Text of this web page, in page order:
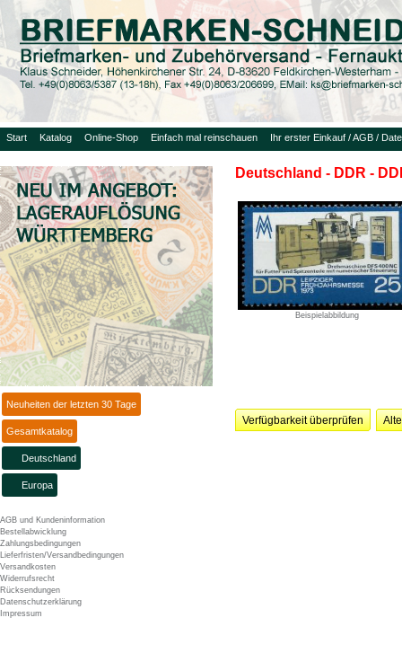
Start Katalog Online-Shop Einfach mal reinschauen Ihr erster Einkauf / AGB /
Neuheiten der letzten 30 Tage
Gesamtkatalog
Deutschland
Europa
AGB und Kundeninformation
Bestellabwicklung
Zahlungsbedingungen
Lieferfristen/Versandbedingungen
Versandkosten
Widerrufsrecht
Rücksendungen
Datenschutzerklärung
Impressum
Deutschland - DDR -
Beispielabbildung
Verfügbarkeit überprüfen